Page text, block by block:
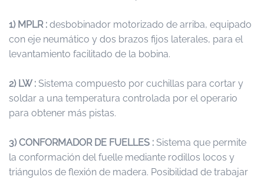
1) MPLR : desbobinador motorizado de arriba, equipado
con eje neumático y dos brazos fijos laterales, para el
levantamiento facilitado de la bobina.
2) LW : Sistema compuesto por cuchillas para cortar y
soldar a una temperatura controlada por el operario
para obtener más pistas.
3) CONFORMADOR DE FUELLES : Sistema que permite
la conformación del fuelle mediante rodillos locos y
triángulos de flexión de madera. Posibilidad de trabajar